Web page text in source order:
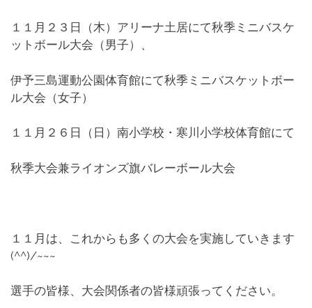
１１月２３日（木）アリーナ土居にて秋季ミニバスケ
ットボール大会（男子）、
伊予三島運動公園体育館にて秋季ミニバスケットボー
ル大会（女子）
１１月２６日（日）南小学校・寒川小学校体育館にて
秋季大会兼ライオンズ旗バレーボール大会
１１月は、これからも多くの大会を実施していきます
(^^)/~~~
選手の皆様、大会関係者の皆様頑張ってください。